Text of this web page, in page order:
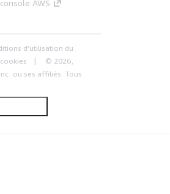
AWS
d'utilisation du
© 2026,
ou ses affiliés. Tous